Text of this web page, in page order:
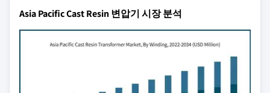
Asia Pacific Cast Resin 변압기 시장 분석